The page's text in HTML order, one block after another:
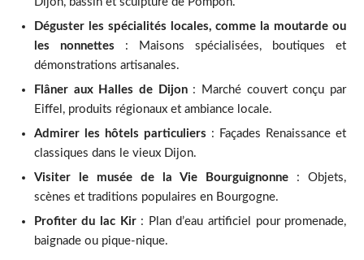
Déguster les spécialités locales, comme la moutarde ou
les nonnettes : Maisons spécialisées, boutiques et
démonstrations artisanales.
Flâner aux Halles de Dijon: Marché couvert conçu par
Eiffel, produits régionaux et ambiance locale.
Admirer les hôtels particuliers : Façades Renaissance et
classiques dans le vieux Dijon.
Visiter le musée de la Vie Bourguignonne : Objets,
scènes et traditions populaires en Bourgogne.
Profiter du lac Kir: Plan d’eau artificiel pour promenade,
baignade ou pique-nique.